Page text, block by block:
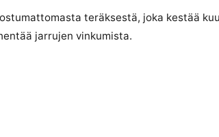
teräksestä, joka kestää
jarrujen vinkumista.